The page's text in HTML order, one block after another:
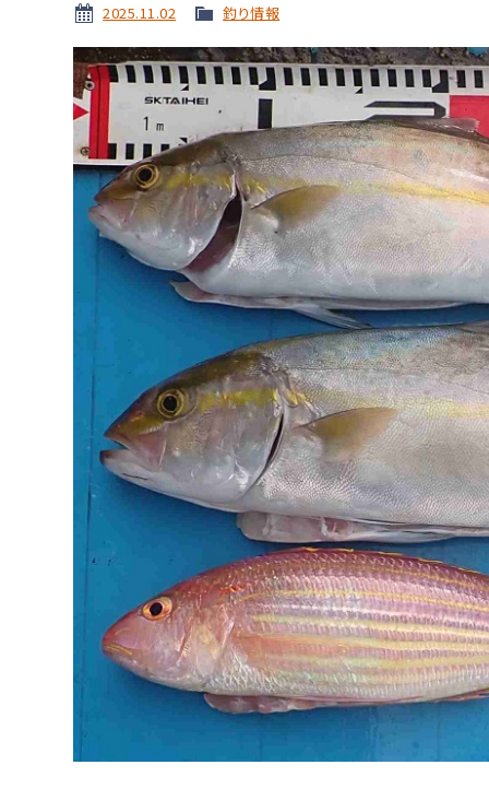
2025.11.02 釣り情報